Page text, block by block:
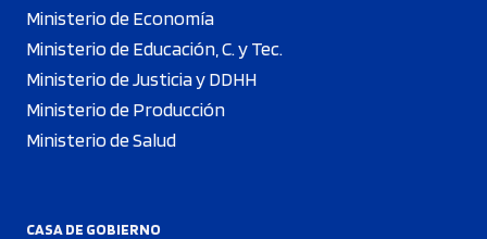
Ministerio de Economía
Ministerio de Educación, C. y Tec.
Ministerio de Justicia y DDHH
Ministerio de Producción
Ministerio de Salud
CASA DE GOBIERNO